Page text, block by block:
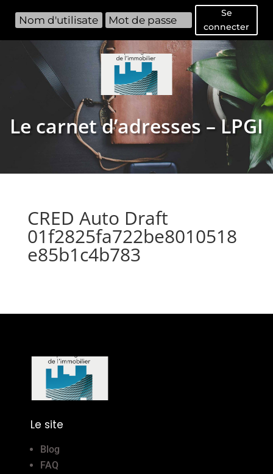
Se
connecter
Le carnet d’adresses – LPGI
CRED Auto Draft
01f2825fa722be8010518
e85b1c4b783
Le site
Blog
FAQ